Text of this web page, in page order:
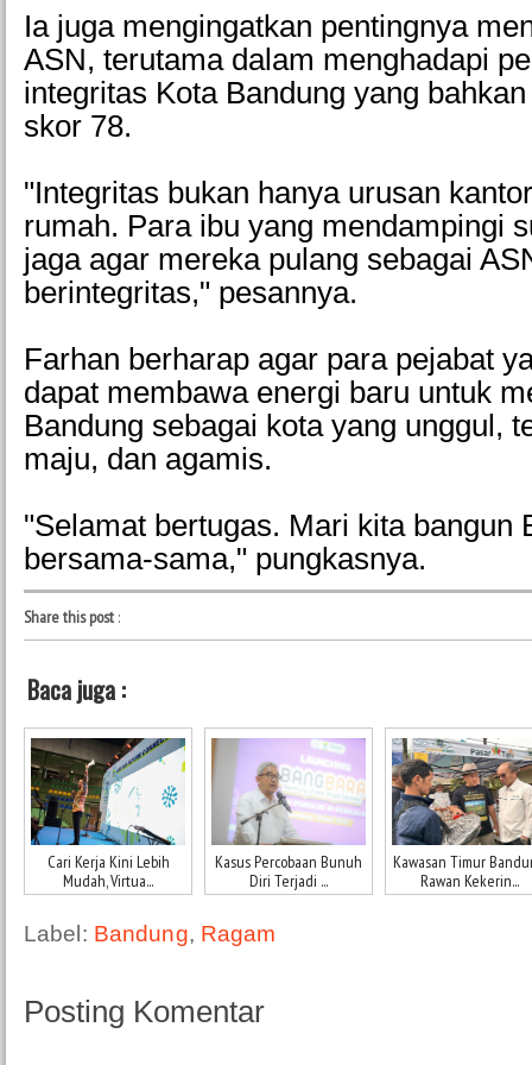
Ia juga mengingatkan pentingnya
ASN, terutama dalam menghadapi
integritas Kota Bandung yang
skor 78.
"Integritas bukan hanya urusan
rumah. Para ibu yang mendampingi
jaga agar mereka pulang sebagai
berintegritas," pesannya.
Farhan berharap agar para pejabat
dapat membawa energi baru untuk
Bandung sebagai kota yang unggul,
maju, dan agamis.
"Selamat bertugas. Mari kita bangun
bersama-sama," pungkasnya.
Share this post:
Baca juga :
Cari Kerja Kini Lebih
Mudah, Virtua...
Kasus Percobaan Bunuh
Diri Terjadi ...
Kawasan Timur
Rawan Kekerin...
Label: Bandung, Ragam
Posting Komentar